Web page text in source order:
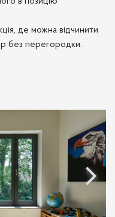
де можна відчинити
без перегородки.